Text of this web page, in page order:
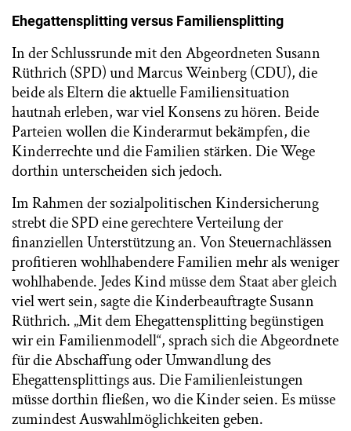
Ehegattensplitting versus Familiensplitting
In der Schlussrunde mit den Abgeordneten Susann
Rüthrich (SPD) und Marcus Weinberg (CDU), die
beide als Eltern die aktuelle Familiensituation
hautnah erleben, war viel Konsens zu hören. Beide
Parteien wollen die Kinderarmut bekämpfen, die
Kinderrechte und die Familien stärken. Die Wege
dorthin unterscheiden sich jedoch.
Im Rahmen der sozialpolitischen Kindersicherung
strebt die SPD eine gerechtere Verteilung der
finanziellen Unterstützung an. Von Steuernachlässen
profitieren wohlhabendere Familien mehr als weniger
wohlhabende. Jedes Kind müsse dem Staat aber gleich
viel wert sein, sagte die Kinderbeauftragte Susann
Rüthrich. „Mit dem Ehegattensplitting begünstigen
wir ein Familienmodell“, sprach sich die Abgeordnete
für die Abschaffung oder Umwandlung des
Ehegattensplittings aus. Die Familienleistungen
müsse dorthin fließen, wo die Kinder seien. Es müsse
zumindest Auswahlmöglichkeiten geben.